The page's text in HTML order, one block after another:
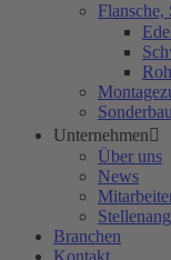
Unternehmen
Über uns
News
Branchen
Kontakt